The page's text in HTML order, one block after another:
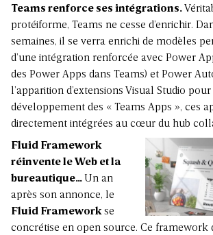
Teams renforce ses intégrations.
protéiforme, Teams ne cesse d’enrichir.
semaines, il se verra enrichi de modèles
d’une intégration renforcée avec Power
des Power Apps dans Teams) et Power
l’apparition d’extensions Visual Studio
développement des « Teams Apps », ces
directement intégrées au cœur du hub
Fluid Framework
réinvente le Web et la
bureautique… Un an
après son annonce, le
Fluid Frameworkse
concrétise en open source. Ce framework